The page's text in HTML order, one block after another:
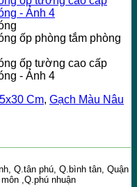
Cm, Gạch Màu Nâu
Q.tân phú, Q.bình tân, Quận
,Q.phú nhuận